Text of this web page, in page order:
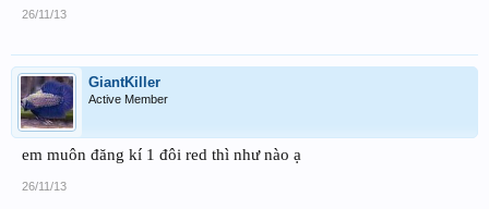
26/11/13
GiantKiller
Active Member
em muôn đăng kí 1 đôi red thì như nào ạ
26/11/13